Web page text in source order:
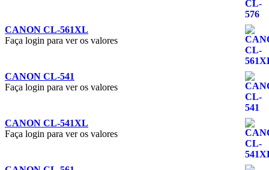
CANON CL-561XL
Faça login para ver os valores
CANON CL-541
Faça login para ver os valores
CANON CL-541XL
Faça login para ver os valores